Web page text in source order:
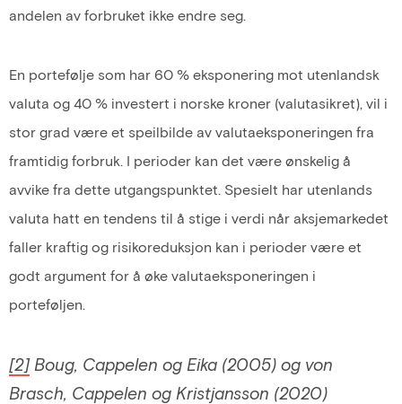
andelen av forbruket ikke endre seg.
En portefølje som har 60 % eksponering mot utenlandsk
valuta og 40 % investert i norske kroner (valutasikret), vil i
stor grad være et speilbilde av valutaeksponeringen fra
framtidig forbruk. I perioder kan det være ønskelig å
avvike fra dette utgangspunktet. Spesielt har utenlands
valuta hatt en tendens til å stige i verdi når aksjemarkedet
faller kraftig og risikoreduksjon kan i perioder være et
godt argument for å øke valutaeksponeringen i
porteføljen.
[2]Boug, Cappelen og Eika (2005) og von
Brasch, Cappelen og Kristjansson (2020)